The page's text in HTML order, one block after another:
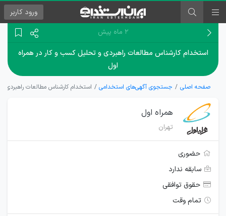
ورود کاربر
۲ ماه پیش
استخدام کارشناس مطالعات راهبردی و تحلیل کسب و کار در همراه
اول
صفحه اصلی جستجوی آگهی‌های استخدامی استخدام کارشناس مطالعات راهبردی
همراه اول
تهران
حضوری
سابقه ندارد
حقوق توافقی
تمام وقت